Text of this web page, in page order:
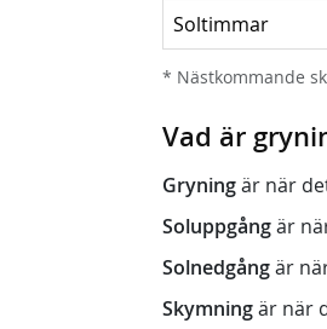
Soltimmar
* Nästkommande
Vad är
Gryningär när
Soluppgångär
Solnedgångär
Skymningär när